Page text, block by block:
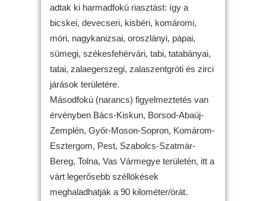
adtak ki harmadfokú riasztást: így a
bicskei, devecseri, kisbéri, komáromi,
móri, nagykanizsai, oroszlányi, pápai,
sümegi, székesfehérvári, tabi, tatabányai,
tatai, zalaegerszegi, zalaszentgróti és zirci
járások területére.
Másodfokú (narancs) figyelmeztetés van
érvényben Bács-Kiskun, Borsod-Abaúj-
Zemplén, Győr-Moson-Sopron, Komárom-
Esztergom, Pest, Szabolcs-Szatmár-
Bereg, Tolna, Vas Vármegye területén, itt a
várt legerősebb széllökések
meghaladhatják a 90 kilométer/órát.